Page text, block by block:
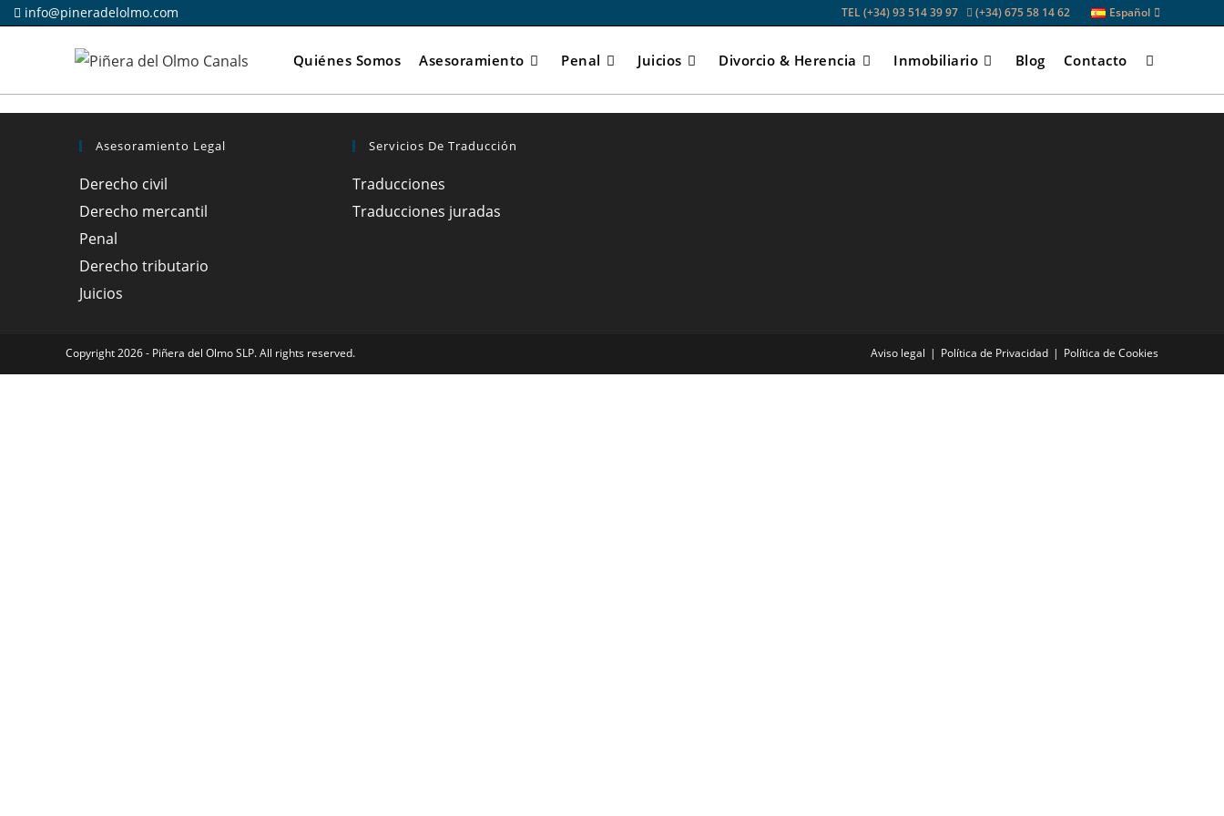
TEL (+34) 93 514 39 97 (+34) 675 58 14 62 Español
info@pineradelolmo.com
Quiénes Somos Asesoramiento Penal Juicios Divorcio & Herencia Inmobiliario Blog Contacto Alternar
Asesoramiento Legal
Derecho civil
Derecho mercantil
Penal
Derecho tributario
Juicios
Servicios De Traducción
Traducciones
Traducciones juradas
Aviso legal Política de Privacidad Política de Cookies
Copyright 2026 - Piñera del Olmo SLP. All rights reserved.